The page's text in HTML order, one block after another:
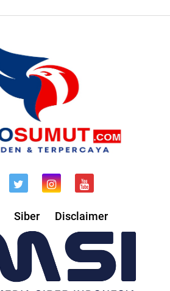
Siber Disclaimer